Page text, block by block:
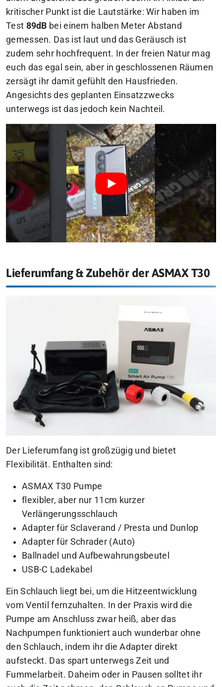
kritischer Punkt ist die Lautstärke: Wir haben im
Test 89dB bei einem halben Meter Abstand
gemessen. Das ist laut und das Geräusch ist
zudem sehr hochfrequent. In der freien Natur mag
euch das egal sein, aber in geschlossenen Räumen
zersägt ihr damit gefühlt den Hausfrieden.
Angesichts des geplanten Einsatzzwecks
unterwegs ist das jedoch kein Nachteil.
Lieferumfang & Zubehör der ASMAX T30
Der Lieferumfang ist großzügig und bietet
Flexibilität. Enthalten sind:
ASMAX T30 Pumpe
flexibler, aber nur 11cm kurzer
Verlängerungsschlauch
Adapter für Sclaverand / Presta und Dunlop
Adapter für Schrader (Auto)
Ballnadel und Aufbewahrungsbeutel
USB-C Ladekabel
Ein Schlauch liegt bei, um die Hitzeentwicklung
vom Ventil fernzuhalten. In der Praxis wird die
Pumpe am Anschluss zwar heiß, aber das
Nachpumpen funktioniert auch wunderbar ohne
den Schlauch, indem ihr die Adapter direkt
aufsteckt. Das spart unterwegs Zeit und
Fummelarbeit. Daheim oder in Pausen solltet ihr